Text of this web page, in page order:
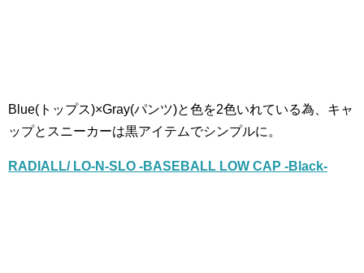
Blue(トップス)×Gray(パンツ)と色を2色いれている為、キャ
ップとスニーカーは黒アイテムでシンプルに。
RADIALL/ LO-N-SLO -BASEBALL LOW CAP -Black-